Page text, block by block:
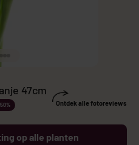
artikel 1
artikel 2
47cm
Ontdek alle fotoreviews
op alle planten